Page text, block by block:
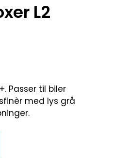
L2
Passer til biler
med lys grå